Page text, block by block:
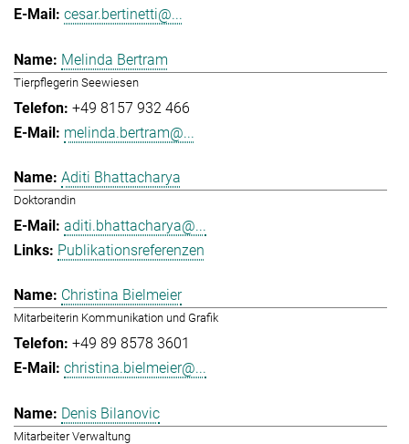
cesar.bertinetti@...
Melinda Bertram
Tierpflegerin Seewiesen
+49 8157 932 466
melinda.bertram@...
Aditi Bhattacharya
Doktorandin
aditi.bhattacharya@...
Publikationsreferenzen
Christina Bielmeier
Mitarbeiterin Kommunikation und Grafik
+49 89 8578 3601
christina.bielmeier@...
Denis Bilanovic
Mitarbeiter Verwaltung